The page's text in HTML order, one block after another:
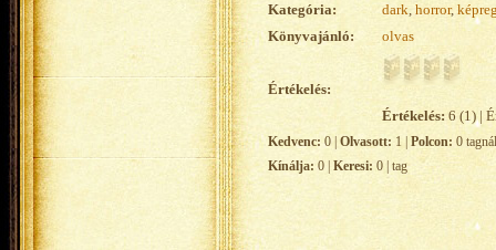
Kategória:
dark, horror,
Könyvajánló:
olvas
Értékelés:
Értékelés: 6 (1) |
Kedvenc: 0 | Olvasott: 1 | Polcon: 0 tagnál
Kínálja: 0 | Keresi: 0 | tag